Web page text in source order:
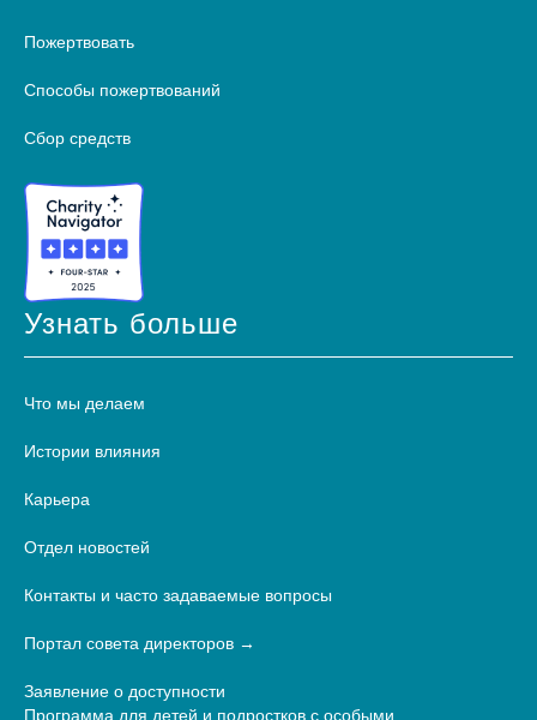
Пожертвовать
Способы пожертвований
Сбор средств
Узнать больше
Что мы делаем
Истории влияния
Карьера
Отдел новостей
Контакты и часто задаваемые вопросы
Портал совета директоров
Заявление о доступности